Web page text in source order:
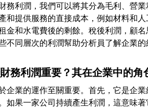
務利潤，我們可以將其分為毛利、營
和提供服務的直接成本，例如材料和
金和水電費後的剩餘。稅後利潤，顧
務利潤重要？其在企業中的角
企業的運作至關重要。首先，它是企
如果一家公司持續產生利潤，這意味